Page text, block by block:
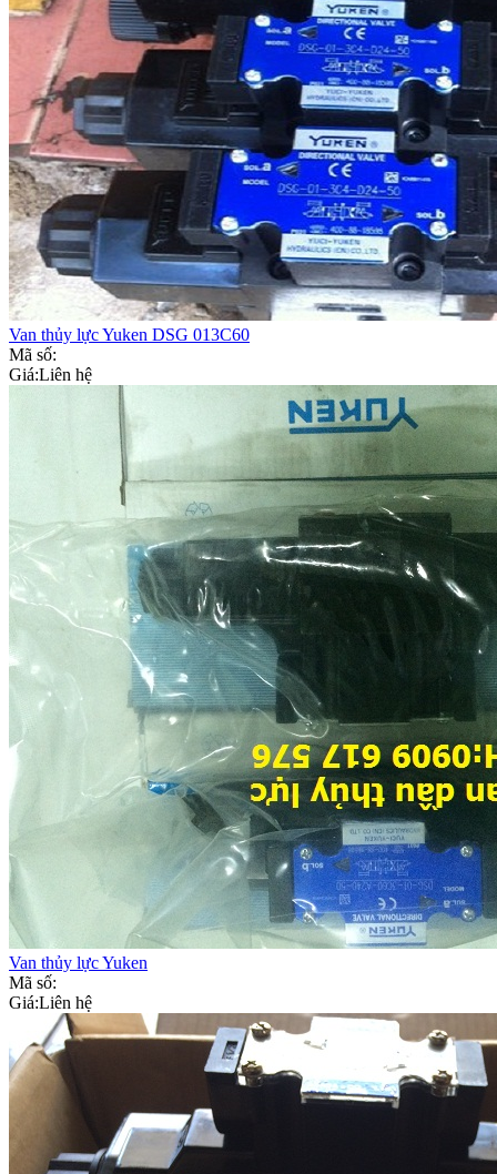
Van thủy lực Yuken DSG 013C60
Mã số:
Giá:Liên hệ
Van thủy lực Yuken
Mã số:
Giá:Liên hệ